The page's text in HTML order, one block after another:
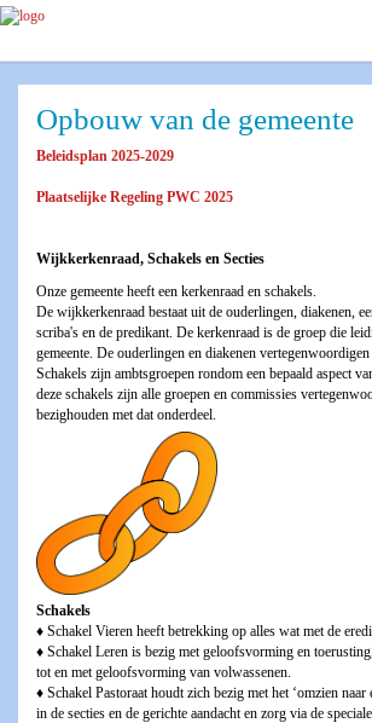
Opbouw van de gemeente
Beleidsplan 2025-2029
Plaatselijke Regeling PWC 2025
Wijkkerkenraad, Schakels en Secties
Onze gemeente heeft een kerkenraad en schakels.
De wijkkerkenraad bestaat uit de ouderlingen, diakenen,
scriba's en de predikant. De kerkenraad is de groep die
gemeente. De ouderlingen en diakenen
Schakels zijn ambtsgroepen rondom een bepaald aspect
deze schakels zijn alle groepen en commissies
bezighouden met dat onderdeel.
Schakels
♦ Schakel Vieren heeft betrekking op alles wat met de
♦ Schakel Leren is bezig met geloofsvorming en
tot en met geloofsvorming van volwassenen.
♦ Schakel Pastoraat houdt zich bezig met het ‘omzien naar
in de secties en de gerichte aandacht en zorg via de